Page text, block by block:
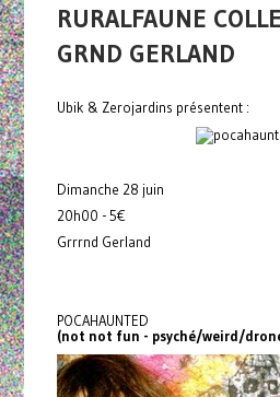
RURALFAUNE
GRND GERLAND
Ubik & Zerojardins présentent :
Dimanche 28 juin
20h00 - 5€
Grrrnd Gerland
POCAHAUNTED
(not not fun - psyché/weird/